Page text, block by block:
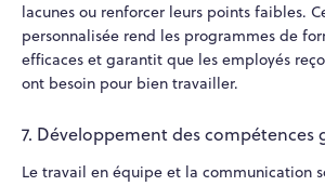
lacunes ou renforcer leurs points faibles.
personnalisée rend les programmes de
efficaces et garantit que les employés
ont besoin pour bien travailler.
7. Développement des compétences
Le travail en équipe et la communication